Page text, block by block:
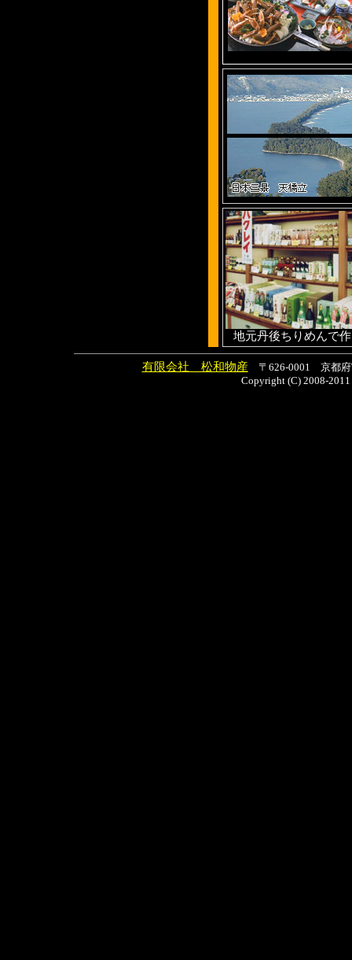
地元丹後ちりめんで
有限会社 松和物産 〒626-0001 京都府
Copyright (C) 2008-2011